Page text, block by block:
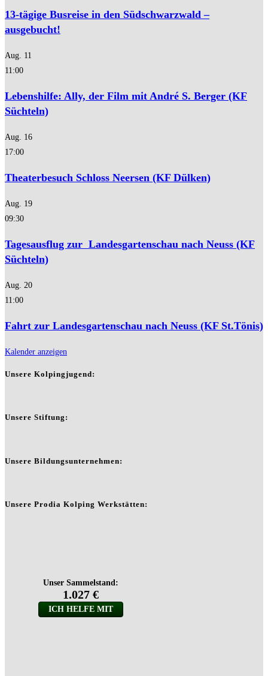
13-tägige Busreise in den Südschwarzwald –
ausgebucht!
Aug. 11
11:00
Lebenshilfe: Ally, der Film mit André S. Berger (KF
Süchteln)
Aug. 16
17:00
Theaterbesuch Schloss Neersen (KF Dülken)
Aug. 19
09:30
Tagesausflug zur Landesgartenschau nach Neuss (KF
Süchteln)
Aug. 20
11:00
Fahrt zur Landesgartenschau nach Neuss (KF St.Tönis)
Kalender anzeigen
Unsere Kolpingjugend:
Unsere Stiftung:
Unsere Bildungsunternehmen:
Unsere Prodia Kolping Werkstätten: